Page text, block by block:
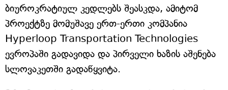
ბიუროკრატიულ კედლებს შეასკდა, ამიტომ
პროექტზე მომუშავე ერთ-ერთი კომპანია
Hyperloop Transportation Technologies
ევროპაში გადავიდა და პირველი ხაზის აშენება
სლოვაკეთში გადაწყვიტა.